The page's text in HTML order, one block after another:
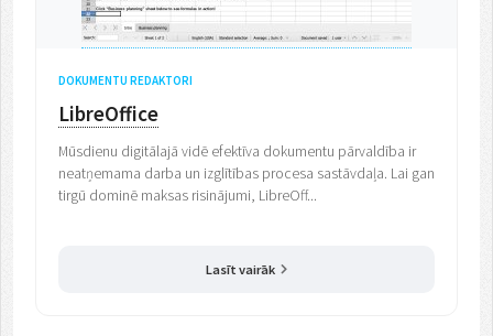
DOKUMENTU REDAKTORI
LibreOffice
Mūsdienu digitālajā vidē efektīva dokumentu pārvaldība ir
neatņemama darba un izglītības procesa sastāvdaļa. Lai gan
tirgū dominē maksas risinājumi, LibreOff...
Lasīt vairāk